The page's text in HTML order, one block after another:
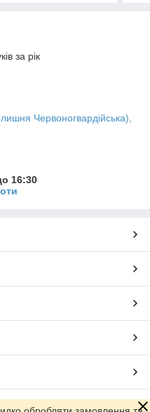
за рік
Червоногвардійська),
16:30
Prom.ua